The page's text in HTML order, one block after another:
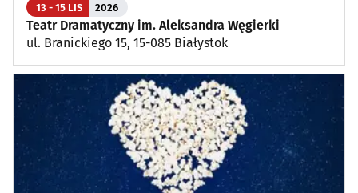
13 - 15 LIS 2026
Teatr Dramatyczny im. Aleksandra Węgierki
ul. Branickiego 15, 15-085 Białystok